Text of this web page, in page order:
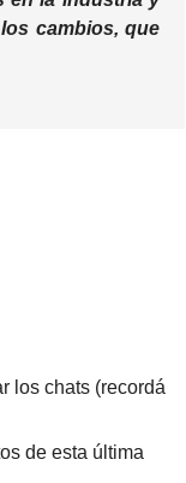
cambios, que
los chats (recordá
de esta última